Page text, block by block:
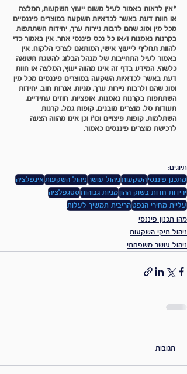
*אין לראות באמור לעיל משום ייעוץ השקעות, המלצה
או חוות דעת באשר לכדאיות השקעה במוצרים פיננסיים
מכל מין וסוג שהם לרבות ניירות ערך, יחידות השתתפות
בקרנות נאמנות ו/או כל נכס פיננסי אחר. אין באמור כדי
להוות תחליף לייעוץ אישי, המותאם לצרכי הלקוח. אין
באמור לעיל התחייבות של מנהל הבלוג להשגת תשואה
כלשהי. המידע בדף זה אינו מהווה יעוץ, המלצה או חוות
דעת באשר לכדאיות השקעה במוצרים פיננסים מכל מין
וסוג שהם (לרבות ניירות ערך, מניות, אגרות חוב, יחידות
השתתפות בקרנות נאמנות, אופציות, חוזים עתידיים,
תעודות סל, מוצרים מובנים, קופות גמל, קרנות
השתלמות, קופות פיצויים וכו') וכן אינו מהווה הצעה
לרכישת מוצרים פיננסים כאמור.
תיוגים:
מתכנן פיננסיהשקעות ניהול עושר ניהול השקעות אינפלציה
ירידות חדות בשוק ההוןמניות גבוהותסטגפלציה
עליית מחירי הנפטהריבית תמשיך לעלות
מהו תכנון פיננסי
ניהול תיקי השקעות
ניהול עושר משפחתי
תגובות